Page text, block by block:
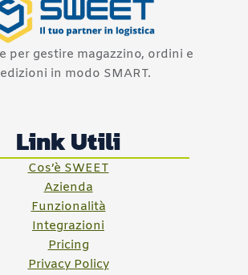
per gestire magazzino, ordini e
in modo SMART.
Link Utili
Cos’è SWEET
Azienda
Funzionalità
Integrazioni
Pricing
Privacy Policy